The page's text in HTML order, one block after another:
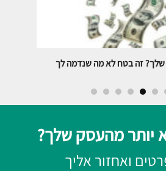
שלך? זה בטח לא מה שנדמה לך
יותר מהעסק שלך?
ואחזור אליך